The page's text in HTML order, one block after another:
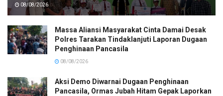
08/08/2026
Massa Aliansi Masyarakat Cinta Damai Desak
Polres Tarakan Tindaklanjuti Laporan Dugaan
Penghinaan Pancasila
08/08/2026
Aksi Demo Diwarnai Dugaan Penghinaan
Pancasila, Ormas Jubah Hitam Gepak Laporkan